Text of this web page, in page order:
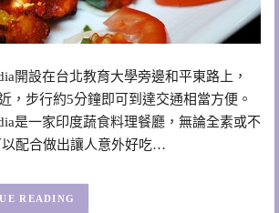
開設在台北教育大學旁邊和平東路上，
，步行約5分鐘即可到達交通相當方便。
是一家印度蔬食料理餐廳，無論全素或不
以配合做出讓人意外好吃…
READING